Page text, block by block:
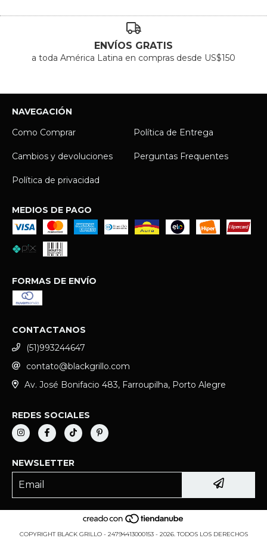
ENVÍOS GRATIS
a toda América Latina en compras desde US$150
NAVEGACIÓN
Como Comprar
Política de Entrega
Cambios y devoluciones Perguntas Frequentes
Política de privacidad
MEDIOS DE PAGO
FORMAS DE ENVÍO
CONTACTANOS
(51)993244647
contato@blackgrillo.com
Av. José Bonifacio 483, Farroupilha, Porto Alegre
REDES SOCIALES
NEWSLETTER
COPYRIGHT BLACK GRILLO - 24794413000153 - 2026. TODOS LOS DERECHOS